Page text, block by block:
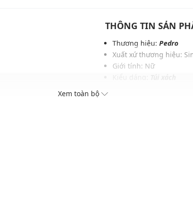
THÔNG TIN SẢN
Thương hiệu: Pedro
Xuất xứ thương hiệu:
Giới tính: Nữ
Xem toàn bộ